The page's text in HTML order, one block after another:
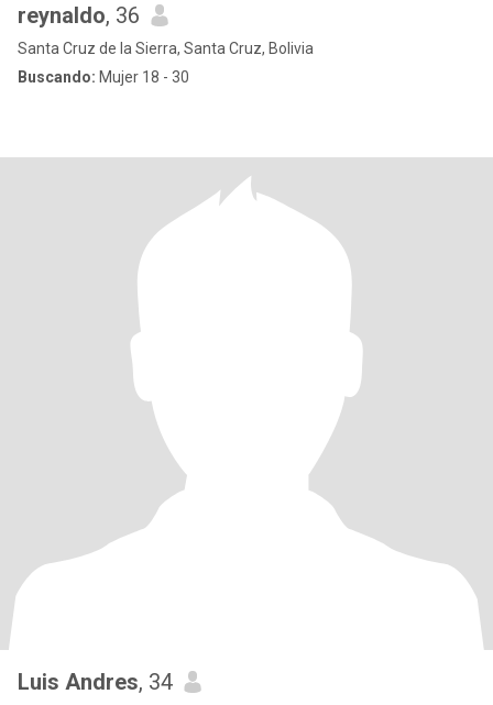
reynaldo, 36
Santa Cruz de la Sierra, Santa Cruz, Bolivia
Buscando: Mujer 18 - 30
Luis Andres, 34